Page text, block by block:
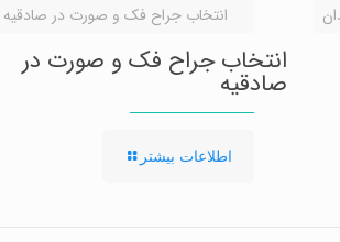
انتخاب جراح فک و صورت در صادقیه
انتخاب جراح فک و صورت در
صادقیه
اطلاعات بیشتر